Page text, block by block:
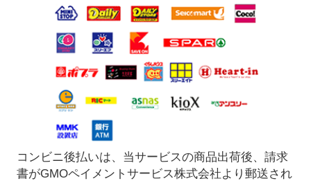
コンビニ後払いは、当サービスの商品出荷後、請求
書がGMOペイメントサービス株式会社より郵送され